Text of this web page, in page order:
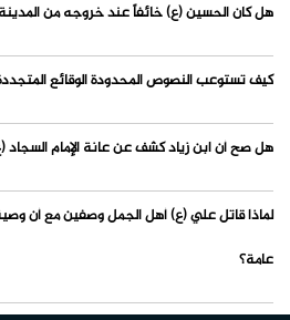
هل كان الحسين (ع) خائفاً عند خروجه من
كيف تستوعب النصوص المحدودة الوقائع
هل صح أن ابن زياد كشف عن عانة الإمام السجاد
لماذا قاتل علي (ع) أهل الجمل وصفين مع أن
عامة؟